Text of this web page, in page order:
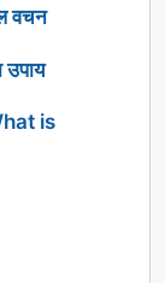
वचन
is